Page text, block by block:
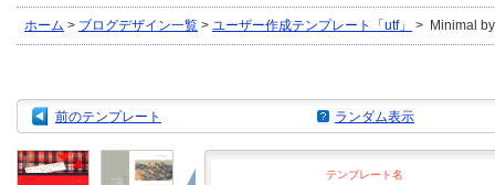
ホーム > ブログデザイン一覧 > ユーザー作成テンプレート「utf」 > Minimal
前のテンプレート ランダム表示
テンプレート名